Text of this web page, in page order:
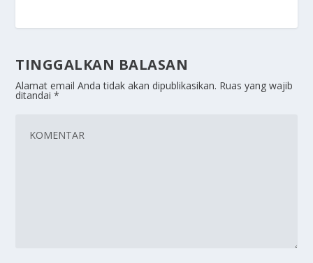
TINGGALKAN BALASAN
Alamat email Anda tidak akan dipublikasikan. Ruas yang wajib
ditandai*